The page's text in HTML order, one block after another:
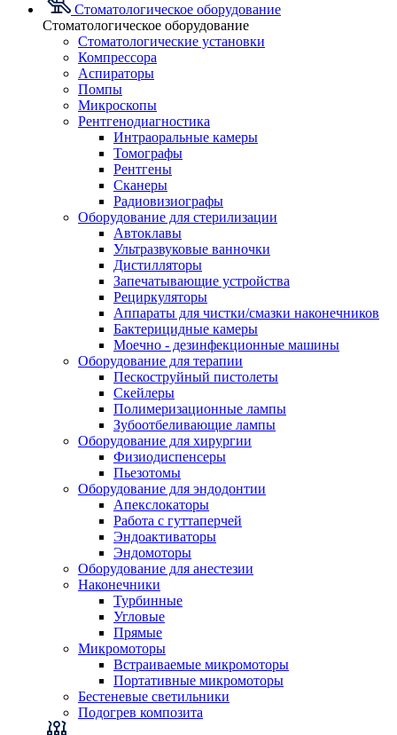
Стоматологическое оборудование
Стоматологическое оборудование
Стоматологические установки
Компрессора
Аспираторы
Помпы
Микроскопы
Рентгенодиагностика
Интраоральные камеры
Томографы
Рентгены
Сканеры
Радиовизиографы
Оборудование для стерилизации
Автоклавы
Ультразвуковые ванночки
Дистилляторы
Запечатывающие устройства
Рециркуляторы
Аппараты для чистки/смазки наконечников
Бактерицидные камеры
Моечно - дезинфекционные машины
Оборудование для терапии
Пескоструйный пистолеты
Скейлеры
Полимеризационные лампы
Зубоотбеливающие лампы
Оборудование для хирургии
Физиодиспенсеры
Пьезотомы
Оборудование для эндодонтии
Апекслокаторы
Работа с гуттаперчей
Эндоактиваторы
Эндомоторы
Оборудование для анестезии
Наконечники
Турбинные
Угловые
Прямые
Микромоторы
Встраиваемые микромоторы
Портативные микромоторы
Бестеневые светильники
Подогрев композита